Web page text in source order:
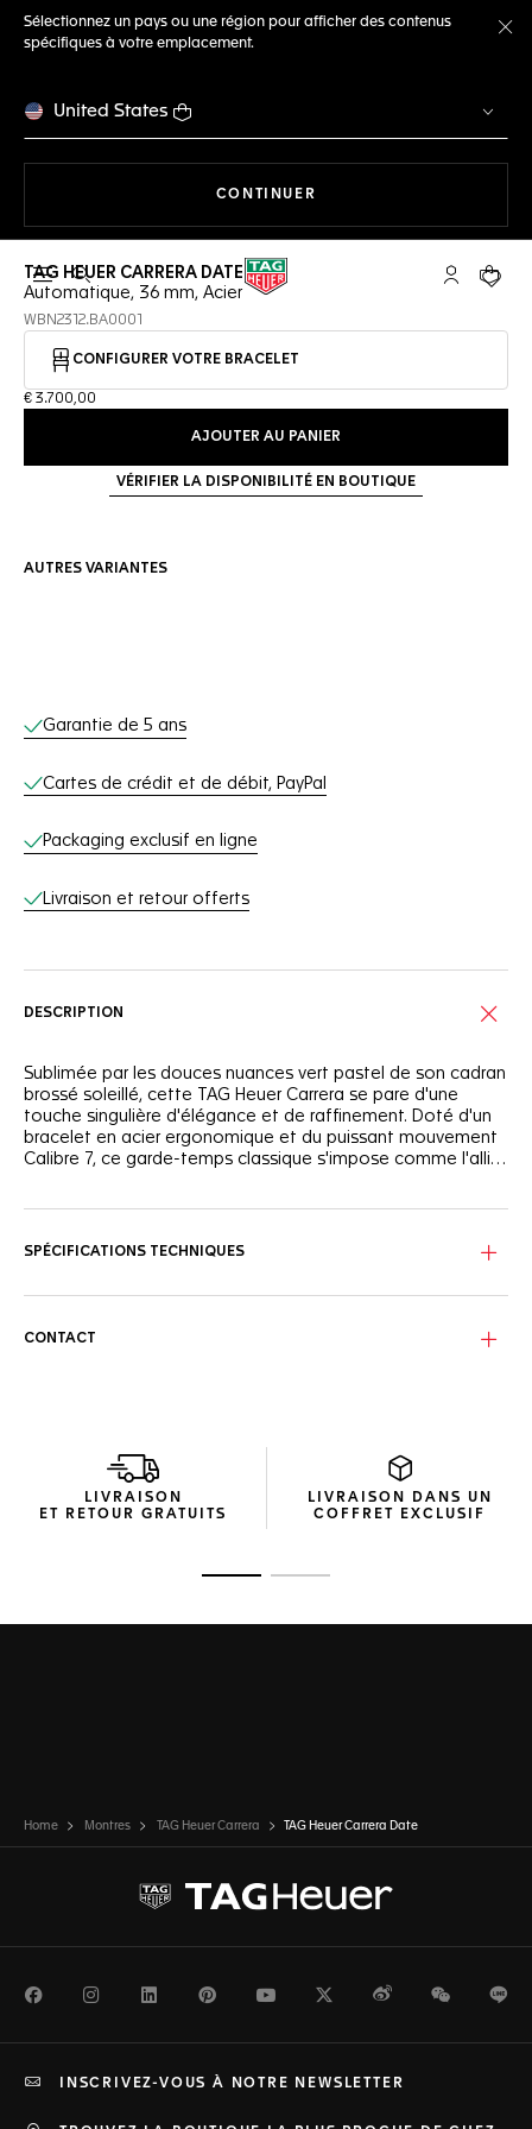
Sélectionnez un pays ou une région pour afficher des contenus
spécifiques à votre emplacement.
United States
CONTINUER
Ouvrir la barre de recherche Compte My
Votre
TAG HEUER CARRERA DATE
Automatique, 36 mm, Acier
WBN2312.BA0001
CONFIGURER VOTRE BRACELET
€ 3.700,00
AJOUTER AU PANIER
VÉRIFIER LA DISPONIBILITÉ EN BOUTIQUE
AUTRES VARIANTES
Services en ligne
Garantie de 5 ans
Cartes de crédit et de débit, PayPal
Packaging exclusif en ligne
Livraison et retour offerts
DESCRIPTION
Sublimée par les douces nuances vert pastel de son cadran
brossé soleillé, cette TAG Heuer Carrera se pare d'une
touche singulière d'élégance et de raffinement. Doté d'un
bracelet en acier ergonomique et du puissant mouvement
Calibre 7, ce garde-temps classique s'impose comme l'allié
rose 18K 5N viennent apporter un contraste subtil et
couronne à 3 heures et abrite le nouveau Calibre 7
Automatique, doté d'une réserve de marche de 42 heures.
SPÉCIFICATIONS TECHNIQUES
CONTACT
LIVRAISON
ET RETOUR GRATUITS
LIVRAISON DANS UN
COFFRET EXCLUSIF
Home Montres TAG Heuer Carrera TAG Heuer Carrera Date
FacebookInstagramLinkedInPinterestYoutubeTwitterWeiboWeChat
INSCRIVEZ-VOUS À NOTRE NEWSLETTER